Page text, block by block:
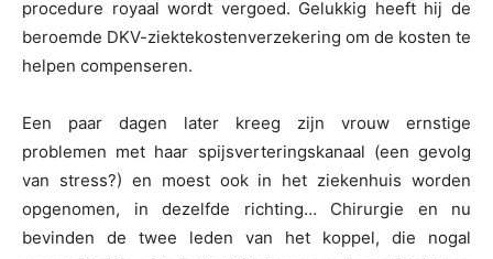
procedure royaal wordt vergoed. Gelukkig heeft hij de
beroemde DKV-ziektekostenverzekering om de kosten te
helpen compenseren.
Een paar dagen later kreeg zijn vrouw ernstige
problemen met haar spijsverteringskanaal (een gevolg
van stress?) en moest ook in het ziekenhuis worden
opgenomen, in dezelfde richting… Chirurgie en nu
bevinden de twee leden van het koppel, die nogal